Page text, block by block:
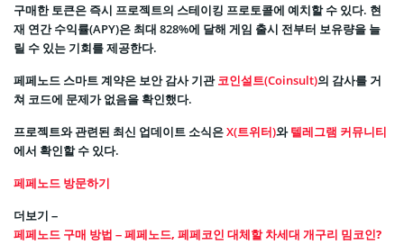
구매한 토큰은 즉시 프로젝트의 스테이킹 프로토콜에 예치할 수 있다. 현
재 연간 수익률(APY)은 최대 828%에 달해 게임 출시 전부터 보유량을 늘
릴 수 있는 기회를 제공한다.
페페노드 스마트 계약은 보안 감사 기관코인설트(Coinsult)의 감사를 거
쳐 코드에 문제가 없음을 확인했다.
프로젝트와 관련된 최신 업데이트 소식은X(트위터)와텔레그램 커뮤니티
에서 확인할 수 있다.
페페노드 방문하기
더보기 –
페페노드 구매 방법 – 페페노드, 페페코인 대체할 차세대 개구리 밈코인?